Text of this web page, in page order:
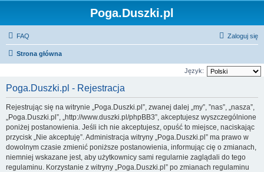
Poga.Duszki.pl
FAQ Zaloguj się
Strona główna
Język:
Poga.Duszki.pl - Rejestracja
Rejestrując się na witrynie „Poga.Duszki.pl”, zwanej dalej „my”, ”nas”, „nasza”,
„Poga.Duszki.pl”, „http://www.duszki.pl/phpBB3”, akceptujesz wyszczególnione
poniżej postanowienia. Jeśli ich nie akceptujesz, opuść to miejsce, naciskając
przycisk „Nie akceptuję”. Administracja witryny „Poga.Duszki.pl” ma prawo w
dowolnym czasie zmienić poniższe postanowienia, informując cię o zmianach,
niemniej wskazane jest, aby użytkownicy sami regularnie zaglądali do tego
regulaminu. Korzystanie z witryny „Poga.Duszki.pl” po zmianach regulaminu